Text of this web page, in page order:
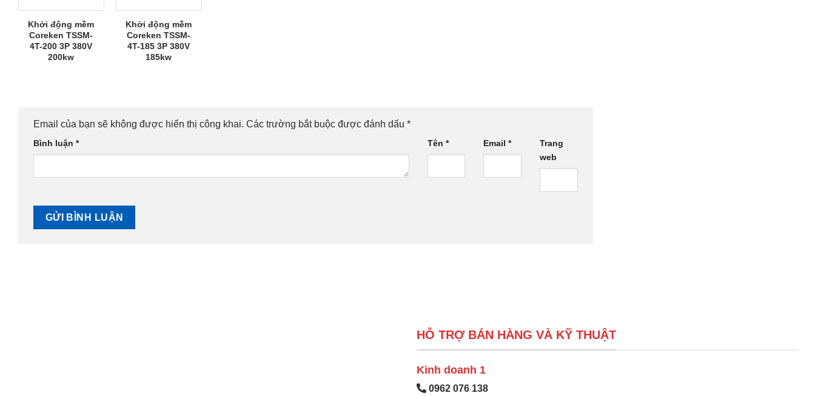
Khởi động mềm
Coreken TSSM-
4T-200 3P 380V
200kw
Khởi động mềm
Coreken TSSM-
4T-185 3P 380V
185kw
Email của bạn sẽ không được hiển thị công khai. Các trường bắt buộc được đánh dấu *
Bình luận * Tên * Email*
Trang
web
HỖ TRỢ BÁN HÀNG VÀ KỸ THUẬT
Kinh doanh 1
0962 076 138